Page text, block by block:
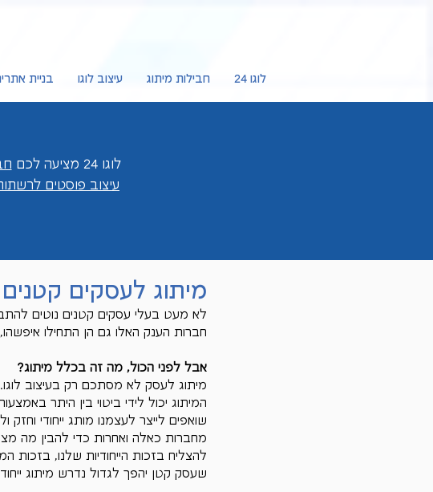
לוגו 24
חבילות מיתוג עיצוב לוגו בניית
לוגו 24 מציעה לכם
עיצוב פוסטים
מיתוג לעסקים
לא מעט בעלי עסקים קטנים נוטים
חברות הענק האלו גם הן התחילו
אבל לפני הכול, מה זה בכלל מיתוג?
מיתוג לעסק לא מסתכם רק בעיצוב
המיתוג יכול לידי ביטוי בין היתר
שואפים לייצר לעצמנו מותג ייחודי
מחברות כאלה ואחרות כדי להבין מה
להצליח בזכות הייחודיות שלנו, בזכות
שעסק קטן יהפך לגדול נדרש מיתוג